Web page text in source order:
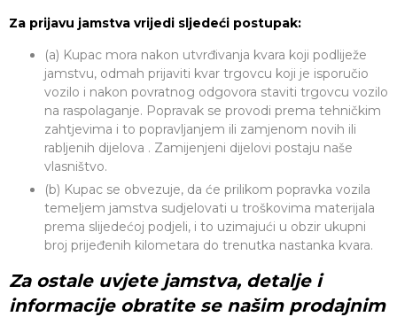
Za prijavu jamstva vrijedi sljedeći postupak:
(a) Kupac mora nakon utvrđivanja kvara koji podliježe
jamstvu, odmah prijaviti kvar trgovcu koji je isporučio
vozilo i nakon povratnog odgovora staviti trgovcu vozilo
na raspolaganje. Popravak se provodi prema tehničkim
zahtjevima i to popravljanjem ili zamjenom novih ili
rabljenih dijelova . Zamijenjeni dijelovi postaju naše
vlasništvo.
(b) Kupac se obvezuje, da će prilikom popravka vozila
temeljem jamstva sudjelovati u troškovima materijala
prema slijedećoj podjeli, i to uzimajući u obzir ukupni
broj prijeđenih kilometara do trenutka nastanka kvara.
Za ostale uvjete jamstva, detalje i
informacije obratite se našim prodajnim